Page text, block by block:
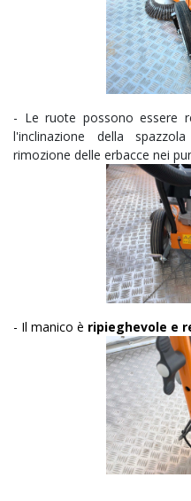
- Le ruote possono essere
l'inclinazione della
rimozione delle erbacce nei
- Il manico è ripieghevole e